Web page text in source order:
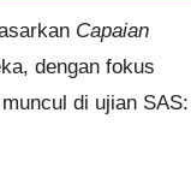
Capaian
dengan fokus
di ujian SAS: